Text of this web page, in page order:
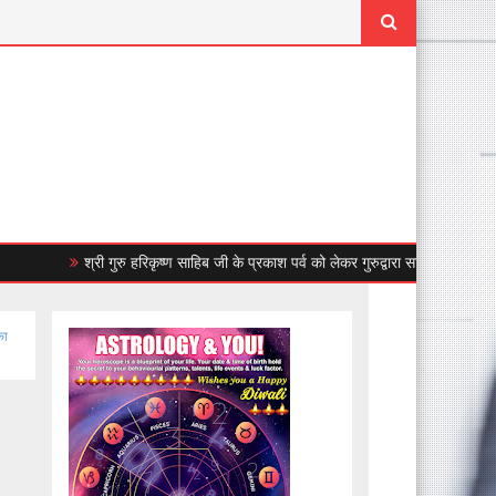
श्री गुरु हरिकृष्ण साहिब जी के प्रकाश पर्व को लेकर गुरुद्वारा साहिब, सेक्टर-46डी